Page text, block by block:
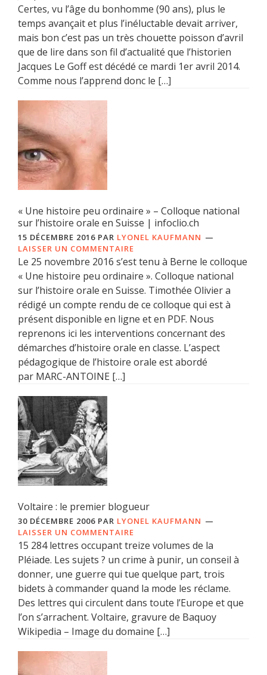
Certes, vu l’âge du bonhomme (90 ans), plus le
temps avançait et plus l’inéluctable devait arriver,
mais bon c’est pas un très chouette poisson d’avril
que de lire dans son fil d’actualité que l’historien
Jacques Le Goff est décédé ce mardi 1er avril 2014.
Comme nous l’apprend donc le […]
« Une histoire peu ordinaire » – Colloque national
sur l’histoire orale en Suisse | infoclio.ch
15 DÉCEMBRE 2016 PAR LYONEL KAUFMANN
LAISSER UN COMMENTAIRE
Le 25 novembre 2016 s’est tenu à Berne le colloque
« Une histoire peu ordinaire ». Colloque national
sur l’histoire orale en Suisse. Timothée Olivier a
rédigé un compte rendu de ce colloque qui est à
présent disponible en ligne et en PDF. Nous
reprenons ici les interventions concernant des
démarches d’histoire orale en classe. L’aspect
pédagogique de l’histoire orale est abordé
par MARC-ANTOINE […]
Voltaire : le premier blogueur
30 DÉCEMBRE 2006 PAR LYONEL KAUFMANN
LAISSER UN COMMENTAIRE
15 284 lettres occupant treize volumes de la
Pléiade. Les sujets ? un crime à punir, un conseil à
donner, une guerre qui tue quelque part, trois
bidets à commander quand la mode les réclame.
Des lettres qui circulent dans toute l’Europe et que
l’on s’arrachent. Voltaire, gravure de Baquoy
Wikipedia – Image du domaine […]